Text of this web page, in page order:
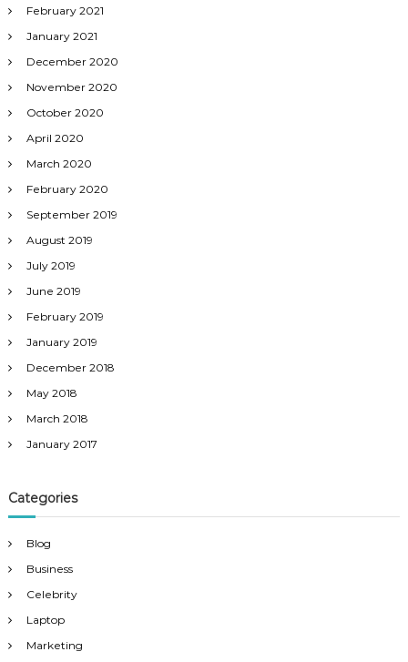
February 2021
January 2021
December 2020
November 2020
October 2020
April 2020
March 2020
February 2020
September 2019
August 2019
July 2019
June 2019
February 2019
January 2019
December 2018
May 2018
March 2018
January 2017
Categories
Blog
Business
Celebrity
Laptop
Marketing